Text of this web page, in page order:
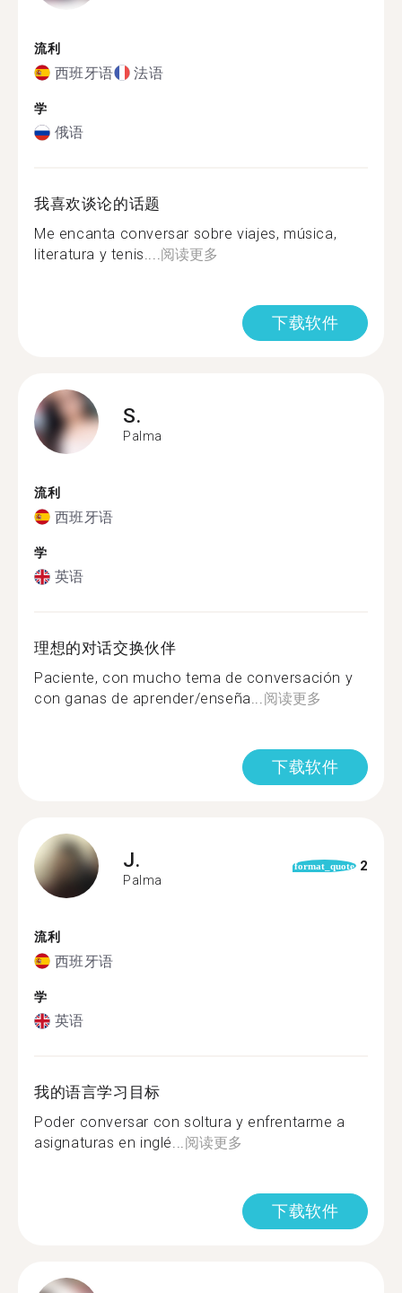
流利
西班牙语 法语
学
俄语
我喜欢谈论的话题
Me encanta conversar sobre viajes, música,
literatura y tenis....阅读更多
下载软件
S.
Palma
流利
西班牙语
学
英语
理想的对话交换伙伴
Paciente, con mucho tema de conversación y
con ganas de aprender/enseña...阅读更多
下载软件
J.
Palma
format_quote 2
流利
西班牙语
学
英语
我的语言学习目标
Poder conversar con soltura y enfrentarme a
asignaturas en inglé...阅读更多
下载软件